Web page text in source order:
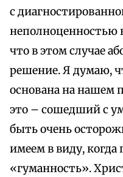
с
неполноценностью
что в этом случае
решение. Я думаю,
основана на нашем
это – сошедший с
быть очень
имеем в виду, когда
«гуманность».